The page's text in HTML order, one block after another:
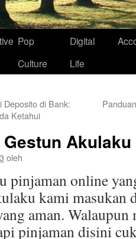
Pop
Culture
Digital
Life
Deposito di Bank:
Ketahui
Akulaku
oleh
pinjaman online
kami masukan
aman. Walaupun
pinjaman disini